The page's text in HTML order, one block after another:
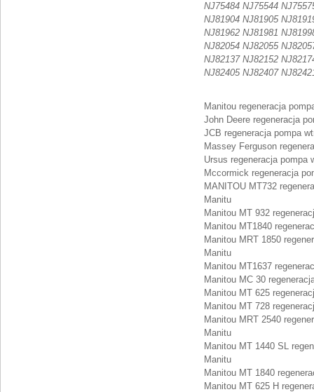
NJ75484 NJ75544
NJ81904 NJ81905
NJ81962 NJ81981
NJ82054 NJ82055
NJ82137 NJ82152
NJ82405 NJ82407
Manitou regeneracja
John Deere regeneracja
JCB regeneracja pompa
Massey Ferguson
Ursus regeneracja pompa
Mccormick regeneracja
MANITOU MT732
Manitu
Manitou MT 932
Manitou MT1840
Manitou MRT 1850
Manitu
Manitou MT1637
Manitou MC 30
Manitou MT 625
Manitou MT 728
Manitou MRT 2540
Manitu
Manitou MT 1440 SL
Manitu
Manitou MT 1840
Manitou MT 625 H